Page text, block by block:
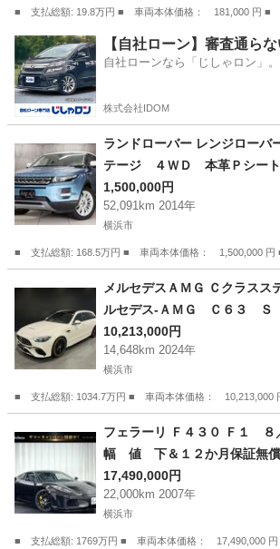
■ 支払総額: 19.8万円 ■ 車両本体価格： 181,000 円 ■
茨城 つくば市 その他
【自社ローン】審査通ら
自社ローンなら「じしゃロン」
株式会社IDOM
ランドローバー レンジローバ
テージ ４ＷＤ 本革Ｐシー
＆メモリ機能付 ナビ ＢＴ
ＦＳＲカメラ メリディアン
プッシュスタートボタン ス
ズコントロール 電動バック
1,500,000円
52,091km 2014年
横浜市
■ 支払総額: 168.5万円 ■ 車両本体価格： 1,500,000
その他
メルセデスＡＭＧ Ｃクラスス
ルセデス‐ＡＭＧ Ｃ６３
ス ステーシ ョーンワゴン
ンスパッケージ （検9.8）
10,213,000円
14,648km 2024年
横浜市
■ 支払総額: 1034.7万円 ■ 車両本体価格：
その他
フェラーリ Ｆ４３０ Ｆ１
幅 値 下＆１２か月保証無
ジＡＷ オオニシヒートマジ
リアカーボングリル カーボ
センサー カーボンパネル ク
０％ （検9.4）
17,490,000円
22,000km 2007年
横浜市
■ 支払総額: 1769万円 ■ 車両本体価格： 17,490,000